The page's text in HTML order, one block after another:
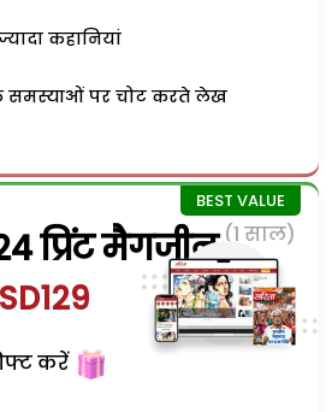
कहानियां
समस्याओं पर चोट करते लेख
प्रिंट मैगजीन (1 साल)
करें